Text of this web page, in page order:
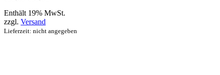
Enthält 19% MwSt.
zzgl. Versand
Lieferzeit: nicht angegeben